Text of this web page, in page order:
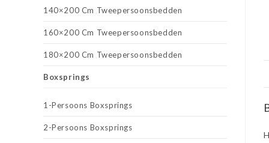
140×200 Cm Tweepersoonsbedden
160×200 Cm Tweepersoonsbedden
180×200 Cm Tweepersoonsbedden
Boxsprings
1-Persoons Boxsprings
2-Persoons Boxsprings